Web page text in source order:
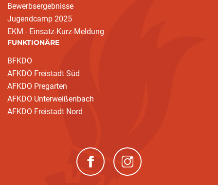
Bewerbsergebnisse
Jugendcamp 2025
EKM - Einsatz-Kurz-Meldung
FUNKTIONÄRE
BFKDO
AFKDO Freistadt Süd
AFKDO Pregarten
AFKDO Unterweißenbach
AFKDO Freistadt Nord
(neues Fenster)(neues Fenster)